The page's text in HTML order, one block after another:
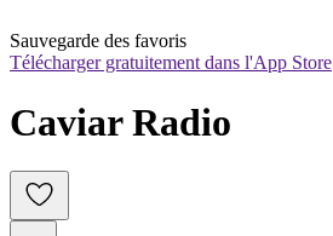
Sauvegarde des favoris
Télécharger gratuitement dans l'App Store
Caviar Radio